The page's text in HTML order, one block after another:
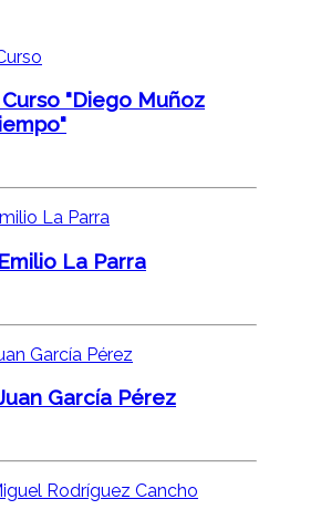
"Diego Muñoz
La Parra
García Pérez